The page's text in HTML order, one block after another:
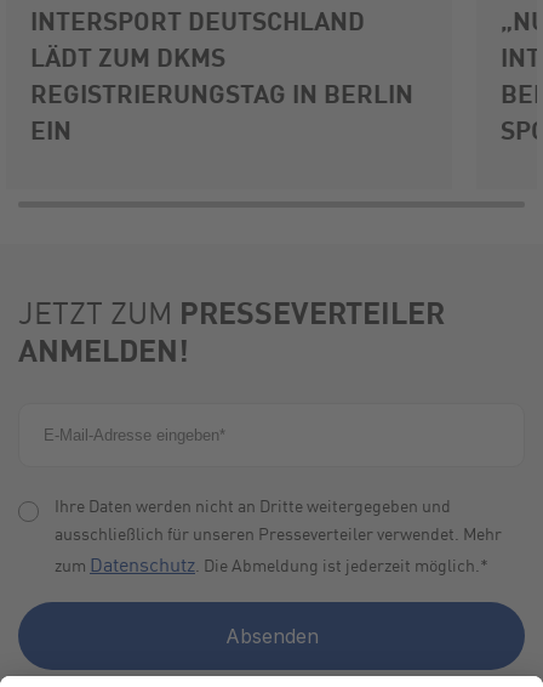
INTERSPORT DEUTSCHLAND
LÄDT ZUM DKMS
REGISTRIERUNGSTAG IN BERLIN
EIN
JETZT ZUM PRESSEVERTEILER
ANMELDEN!
Ihre Daten werden nicht an Dritte weitergegeben und
ausschließlich für unseren Presseverteiler verwendet. Mehr
zum Datenschutz. Die Abmeldung ist jederzeit möglich.*